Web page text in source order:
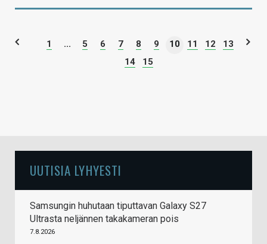
1 ... 5 6 7 8 9 10 11 12
13
14
15
UUTISIA LYHYESTI
Samsungin huhutaan tiputtavan Galaxy S27
Ultrasta neljännen takakameran pois
7.8.2026